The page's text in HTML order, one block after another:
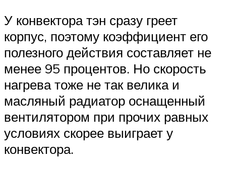
У конвектора тэн сразу греет
корпус, поэтому коэффициент его
полезного действия составляет не
менее 95 процентов. Но скорость
нагрева тоже не так велика и
масляный радиатор оснащенный
вентилятором при прочих равных
условиях скорее выиграет у
конвектора.